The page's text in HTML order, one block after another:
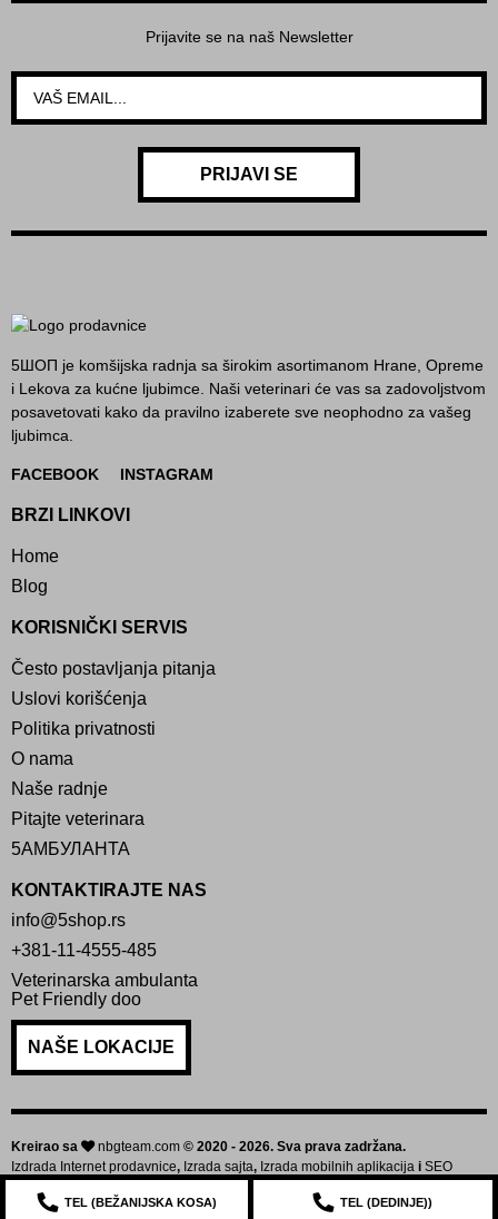
Prijavite se na naš Newsletter
PRIJAVI SE
5ШОП je komšijska radnja sa širokim asortimanom Hrane, Opreme
i Lekova za kućne ljubimce. Naši veterinari će vas sa zadovoljstvom
posavetovati kako da pravilno izaberete sve neophodno za vašeg
ljubimca.
FACEBOOK INSTAGRAM
BRZI LINKOVI
Home
Blog
KORISNIČKI SERVIS
Često postavljanja pitanja
Uslovi korišćenja
Politika privatnosti
O nama
Naše radnje
Pitajte veterinara
5АМБУЛАНТА
KONTAKTIRAJTE NAS
info@5shop.rs
+381-11-4555-485
Veterinarska ambulanta
Pet Friendly doo
NAŠE LOKACIJE
Kreirao sa nbgteam.com © 2020 - 2026. Sva prava zadržana.
Izdrada Internet prodavnice, Izrada sajta, Izrada mobilnih aplikacija i SEO
TEL (BEŽANIJSKA KOSA) TEL (DEDINJE))